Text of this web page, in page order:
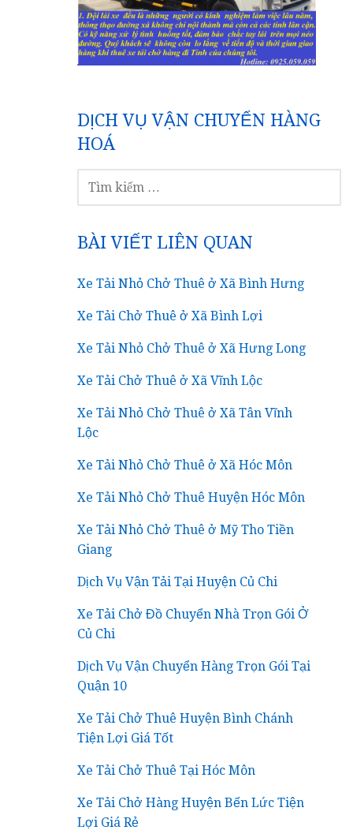
DỊCH VỤ VẬN CHUYỂN HÀNG
HOÁ
KIẾM
BÀI VIẾT LIÊN QUAN
Xe Tải Nhỏ Chở Thuê ở Xã Bình Hưng
Xe Tải Chở Thuê ở Xã Bình Lợi
Xe Tải Nhỏ Chở Thuê ở Xã Hưng Long
Xe Tải Chở Thuê ở Xã Vĩnh Lộc
Xe Tải Nhỏ Chở Thuê ở Xã Tân Vĩnh
Lộc
Xe Tải Nhỏ Chở Thuê ở Xã Hóc Môn
Xe Tải Nhỏ Chở Thuê Huyện Hóc Môn
Xe Tải Nhỏ Chở Thuê ở Mỹ Tho Tiền
Giang
Dịch Vụ Vận Tải Tại Huyện Củ Chi
Xe Tải Chở Đồ Chuyển Nhà Trọn Gói Ở
Củ Chi
Dịch Vụ Vận Chuyển Hàng Trọn Gói Tại
Quận 10
Xe Tải Chở Thuê Huyện Bình Chánh
Tiện Lợi Giá Tốt
Xe Tải Chở Thuê Tại Hóc Môn
Xe Tải Chở Hàng Huyện Bến Lức Tiện
Lợi Giá Rẻ